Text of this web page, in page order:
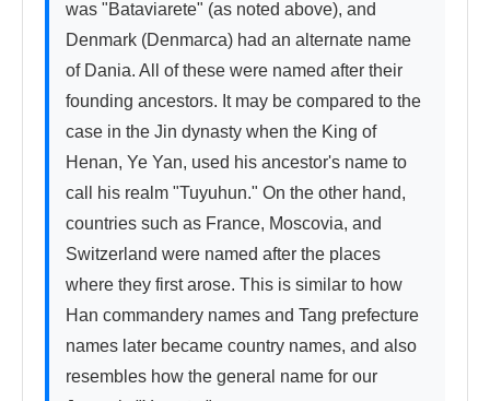
was "Bataviarete" (as noted above), and
Denmark (Denmarca) had an alternate name
of Dania. All of these were named after their
founding ancestors. It may be compared to the
case in the Jin dynasty when the King of
Henan, Ye Yan, used his ancestor's name to
call his realm "Tuyuhun." On the other hand,
countries such as France, Moscovia, and
Switzerland were named after the places
where they first arose. This is similar to how
Han commandery names and Tang prefecture
names later became country names, and also
resembles how the general name for our